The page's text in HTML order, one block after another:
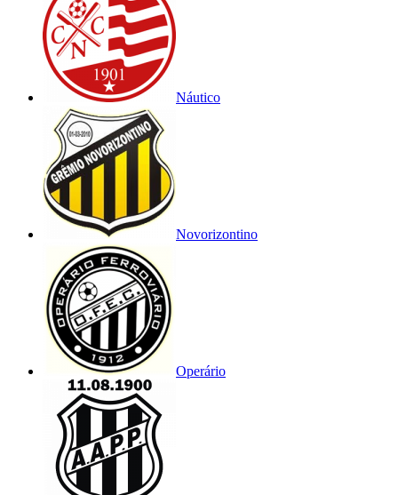
Náutico
Novorizontino
Operário